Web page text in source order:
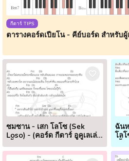
กีตาร์ TIPS
ตารางคอร์ดเปียโน - คีย์บอร์ด สำหรับ
ซมซาน - เสก โลโซ (Sek
Loso) - (คอร์ด กีตาร์ อูคูเลเล่
ฉัน
โล